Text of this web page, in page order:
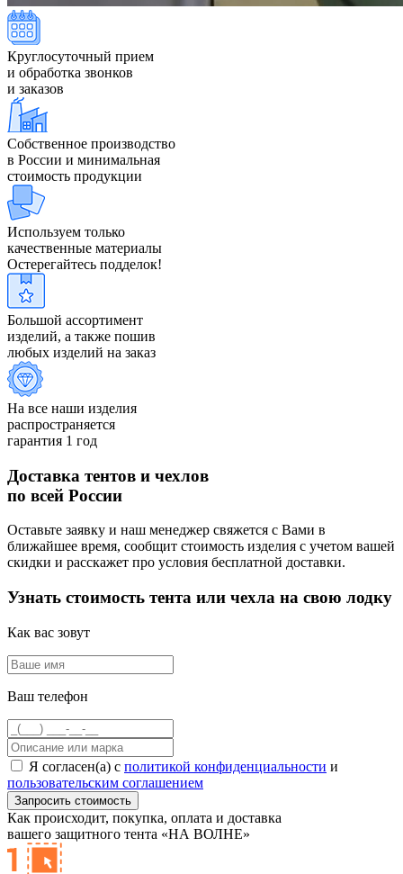
Круглосуточный прием
и обработка звонков
и заказов
Собственное производство
в России и минимальная
стоимость продукции
Используем только
качественные материалы
Остерегайтесь подделок!
Большой ассортимент
изделий, а также пошив
любых изделий на заказ
На все наши изделия
распространяется
гарантия 1 год
Доставка тентов и чехлов
по всей России
Оставьте заявку и наш менеджер свяжется с Вами в
ближайшее время, сообщит стоимость изделия с учетом вашей
скидки и расскажет про условия бесплатной доставки.
Узнать стоимость тента или чехла на свою лодку
Как вас зовут
Ваш телефон
Я согласен(а) с политикой конфиденциальности и
пользовательским соглашением
Как происходит, покупка, оплата и доставка
вашего защитного тента «НА ВОЛНЕ»